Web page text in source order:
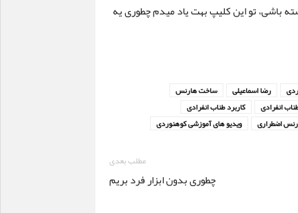
باشی، تو این کلیپ بهت یاد میدم چطوری یه
رضا اسماعیلی
ساخت هارنس
انفرادی
کاربرد طناب انفرادی
اضطراری ویدیو های آموزشی کوهنوردی
مطلب بعدی
چطوری بدون ابزار فرد بریم